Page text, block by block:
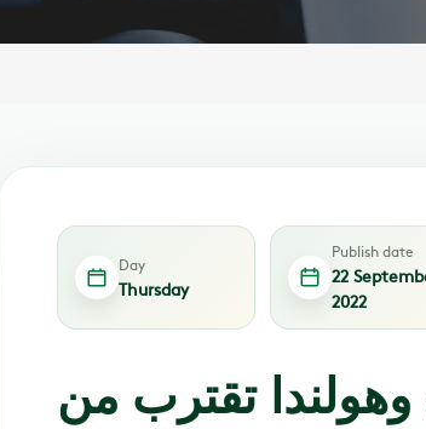
Day
Thursday
Publish date
22
2022
تقترب من